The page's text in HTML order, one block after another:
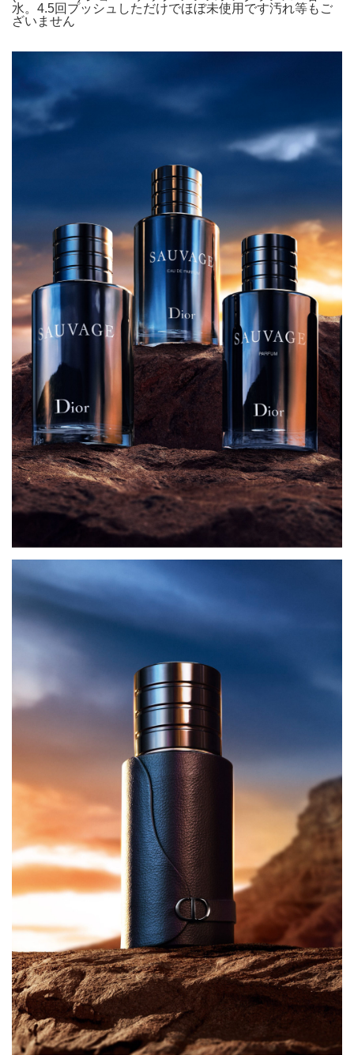
水。4.5回プッシュしただけでほぼ未使用です汚れ等もご
ざいません